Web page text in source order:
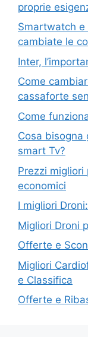
proprie
Smartwatch
cambiate le
Inter,
Come
cassaforte
Come
Cosa bisogna
smart Tv?
Prezzi migliori
economici
I migliori
Migliori Droni
Offerte e
Migliori
e Classifica
Offerte e